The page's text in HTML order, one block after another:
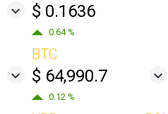
$ 0.1636
0.64 %
BTC
$ 64,990.7
0.12 %